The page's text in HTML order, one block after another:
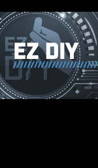
EZ DIY